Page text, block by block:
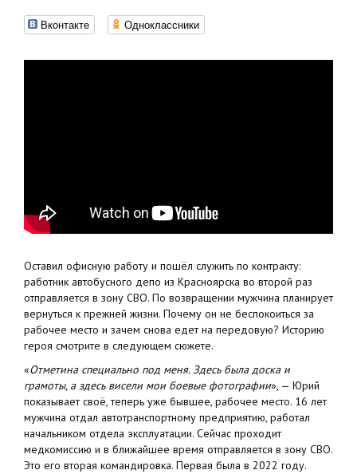
Вконтакте Одноклассники
Оставил офисную работу и пошёл служить по контракту:
работник автобусного депо из Красноярска во второй раз
отправляется в зону СВО. По возвращении мужчина планирует
вернуться к прежней жизни. Почему он не беспокоиться за
рабочее место и зачем снова едет на передовую? Историю
героя смотрите в следующем сюжете.
«Отметина специально под меня. Здесь была доска и
грамоты, а здесь висели мои боевые фотографии», — Юрий
показывает своё, теперь уже бывшее, рабочее место. 16 лет
мужчина отдал автотранспортному предприятию, работал
начальником отдела эксплуатации. Сейчас проходит
медкомиссию и в ближайшее время отправляется в зону СВО.
Это его вторая командировка. Первая была в 2022 году.